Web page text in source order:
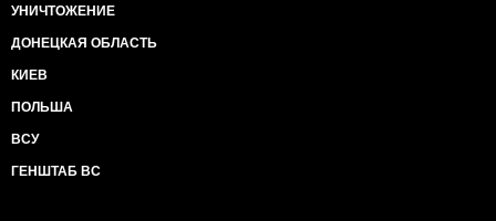
УНИЧТОЖЕНИЕ
ДОНЕЦКАЯ ОБЛАСТЬ
КИЕВ
ПОЛЬША
ВСУ
ГЕНШТАБ ВС